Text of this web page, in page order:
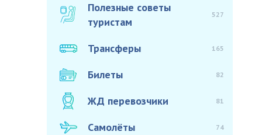
Полезные советы
туристам
527
Трансферы 165
Билеты 82
ЖД перевозчики 81
Самолёты 74